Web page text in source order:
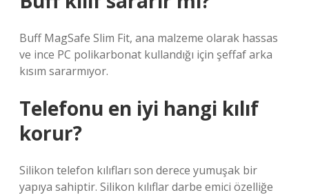
Buff MagSafe Slim Fit, ana malzeme olarak hassas
ve ince PC polikarbonat kullandığı için şeffaf arka
kısım sararmıyor.
Telefonu en iyi hangi kılıf
korur?
Silikon telefon kılıfları son derece yumuşak bir
yapıya sahiptir. Silikon kılıflar darbe emici özelliğe